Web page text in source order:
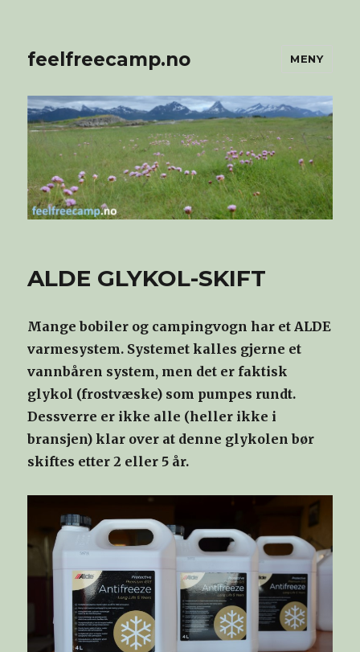
feelfreecamp.no MENY
ALDE GLYKOL-SKIFT
Mange bobiler og campingvogn har et ALDE
varmesystem. Systemet kalles gjerne et
vannbåren system, men det er faktisk
glykol (frostvæske) som pumpes rundt.
Dessverre er ikke alle (heller ikke i
bransjen) klar over at denne glykolen bør
skiftes etter 2 eller 5 år.